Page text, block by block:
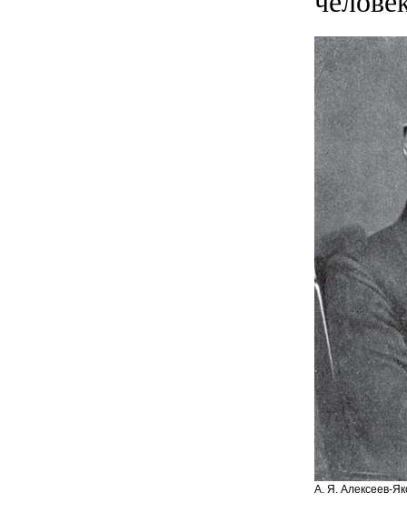
А. Я. Алексеев-